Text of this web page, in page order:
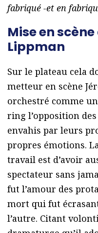
fabriqué -et en
Mise en
Lippman
Sur le plateau cela
metteur en scène
orchestré comme
ring l’opposition
envahis par leurs
propres émotions.
travail est d’avoir
spectateur sans
fut l’amour des
mort qui fut
l’autre. Citant